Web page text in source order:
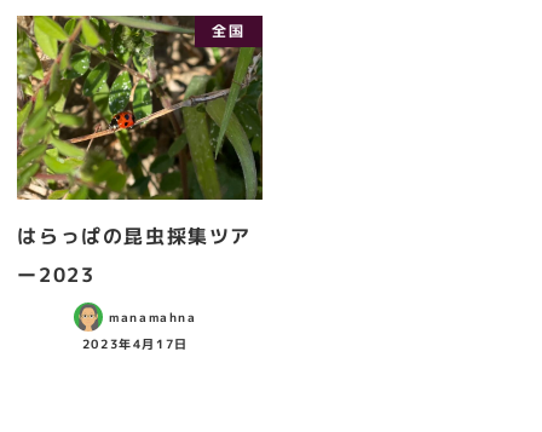
全国
はらっぱの昆虫採集ツア
ー2023
manamahna
2023年4月17日